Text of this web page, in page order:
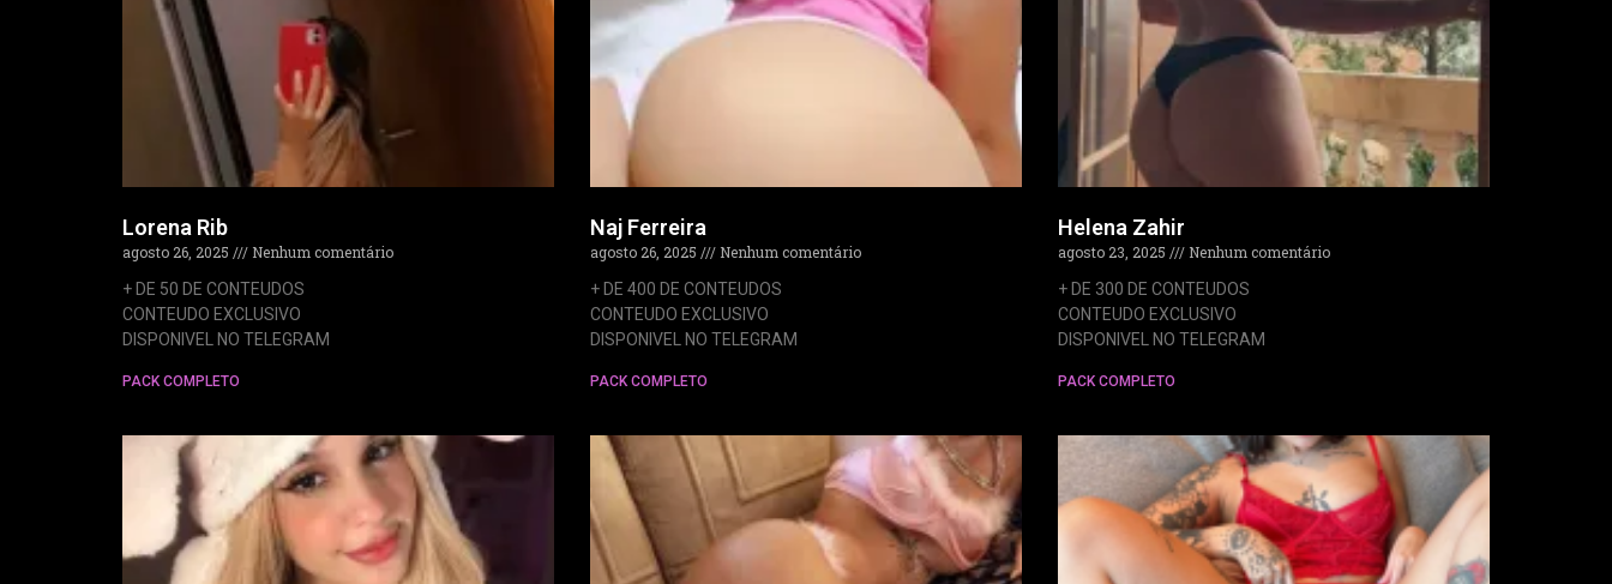
Lorena Rib
agosto 26, 2025
Nenhum comentário
+ DE 50 DE CONTEUDOS
CONTEUDO EXCLUSIVO
DISPONIVEL NO TELEGRAM
PACK COMPLETO
Naj Ferreira
agosto 26, 2025
Nenhum comentário
+ DE 400 DE CONTEUDOS
CONTEUDO EXCLUSIVO
DISPONIVEL NO TELEGRAM
PACK COMPLETO
Helena Zahir
agosto 23, 2025
Nenhum comentário
+ DE 300 DE CONTEUDOS
CONTEUDO EXCLUSIVO
DISPONIVEL NO TELEGRAM
PACK COMPLETO